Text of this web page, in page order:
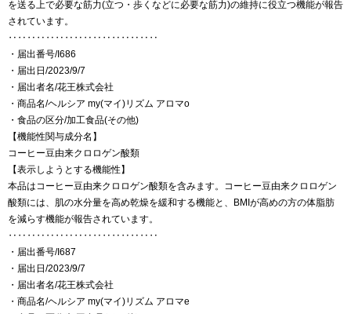
を送る上で必要な筋力(立つ・歩くなどに必要な筋力)の維持に役立つ機能が報告
されています。
‥‥‥‥‥‥‥‥‥‥‥‥‥‥‥‥
・届出番号/I686
・届出日/2023/9/7
・届出者名/花王株式会社
・商品名/ヘルシア my(マイ)リズム アロマo
・食品の区分/加工食品(その他)
【機能性関与成分名】
コーヒー豆由来クロロゲン酸類
【表示しようとする機能性】
本品はコーヒー豆由来クロロゲン酸類を含みます。コーヒー豆由来クロロゲン
酸類には、肌の水分量を高め乾燥を緩和する機能と、BMIが高めの方の体脂肪
を減らす機能が報告されています。
‥‥‥‥‥‥‥‥‥‥‥‥‥‥‥‥
・届出番号/I687
・届出日/2023/9/7
・届出者名/花王株式会社
・商品名/ヘルシア my(マイ)リズム アロマe